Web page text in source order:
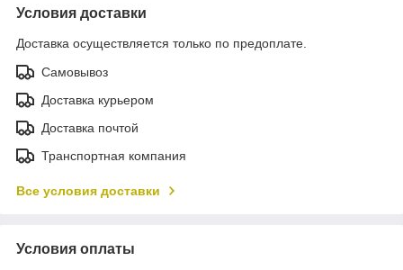
Условия доставки
Доставка осуществляется только по предоплате.
Самовывоз
Доставка курьером
Доставка почтой
Транспортная компания
Все условия доставки
Условия оплаты